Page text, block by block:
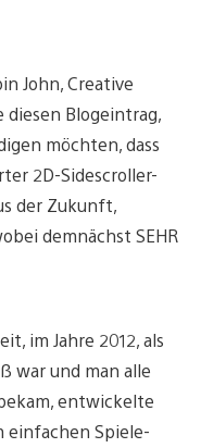
John, Creative
Blogeintrag,
möchten, dass
2D-Sidescroller-
der Zukunft,
demnächst SEHR
im Jahre 2012, als
war und man alle
entwickelte
einfachen Spiele-